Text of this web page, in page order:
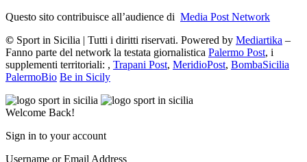
Questo sito contribuisce all’audience di Media Post Network
© Sport in Sicilia | Tutti i diritti riservati. Powered by Mediartika –
Fanno parte del network la testata giornalistica Palermo Post, i
supplementi territoriali: , Trapani Post, MeridioPost, BombaSicilia
PalermoBio Be in Sicily
Welcome Back!
Sign in to your account
Username or Email Address